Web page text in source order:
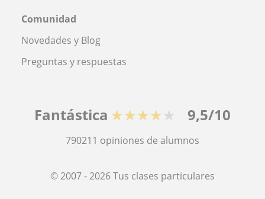
Comunidad
Novedades y Blog
Preguntas y respuestas
Fantástica ★★★★★ 9,5/10
790211 opiniones de alumnos
© 2007 - 2026 Tus clases particulares